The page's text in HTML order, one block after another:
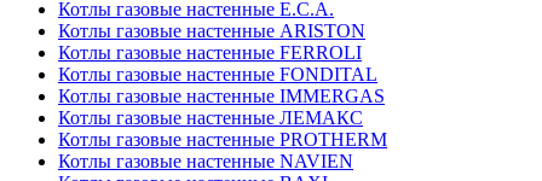
Котлы газовые настенные E.C.A.
Котлы газовые настенные ARISTON
Котлы газовые настенные FERROLI
Котлы газовые настенные FONDITAL
Котлы газовые настенные IMMERGAS
Котлы газовые настенные ЛЕМАКС
Котлы газовые настенные PROTHERM
Котлы газовые настенные NAVIEN